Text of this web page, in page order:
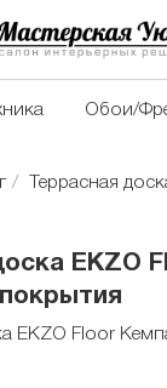
Обои/
Террасная
EKZO